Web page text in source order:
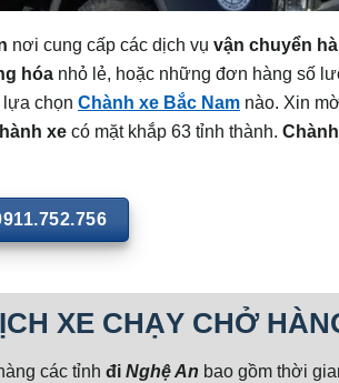
nơi cung cấp các dịch vụ vận chuyển
hóa nhỏ lẻ, hoặc những đơn hàng số
lựa chọn Chành xe Bắc Nam nào. Xin
xe có mặt khắp 63 tỉnh thành.
XE CHẠY CHỞ
các tỉnh đi Nghệ An bao gồm thời